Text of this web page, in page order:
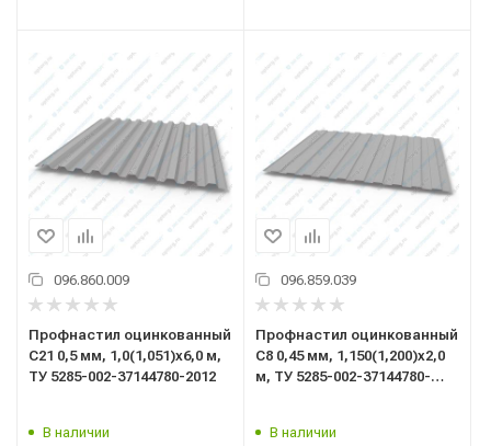
096.860.009
Профнастил оцинкованный
C21 0,5 мм, 1,0(1,051)x6,0 м,
ТУ 5285-002-37144780-2012
В наличии
096.859.039
Профнастил оцинкованный
C8 0,45 мм, 1,150(1,200)x2,0
м, ТУ 5285-002-37144780-
В наличии